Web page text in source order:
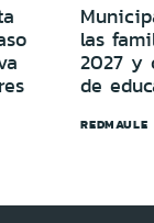
las
2027 y
de
REDMAULE